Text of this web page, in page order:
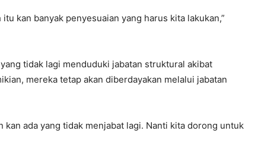
kan banyak penyesuaian yang harus kita lakukan,”
tidak lagi menduduki jabatan struktural akibat
mereka tetap akan diberdayakan melalui jabatan
kan ada yang tidak menjabat lagi. Nanti kita dorong untuk